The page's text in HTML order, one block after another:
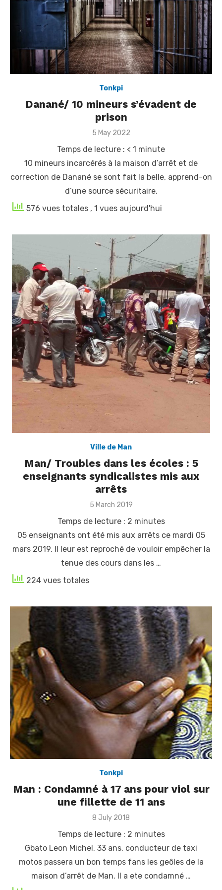
Tonkpi
Danané/ 10 mineurs s’évadent de
prison
Posted
5 May 2022
Temps de lecture : < 1 minute
10 mineurs incarcérés à la maison d’arrêt et de
correction de Danané se sont fait la belle, apprend-on
d’une source sécuritaire.
576 vues totales , 1 vues aujourd'hui
Ville de Man
Man/ Troubles dans les écoles : 5
enseignants syndicalistes mis aux
arrêts
Posted
5 March 2019
Temps de lecture : 2 minutes
05 enseignants ont été mis aux arrêts ce mardi 05
mars 2019. Il leur est reproché de vouloir empêcher la
tenue des cours dans les …
224 vues totales
Tonkpi
Man : Condamné à 17 ans pour viol sur
une fillette de 11 ans
Posted
8 July 2018
Temps de lecture : 2 minutes
Gbato Leon Michel, 33 ans, conducteur de taxi
motos passera un bon temps fans les geôles de la
maison d’arrêt de Man. Il a ete condamné …